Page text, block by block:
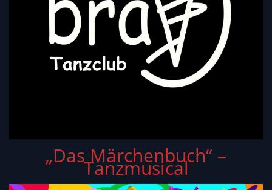
„Das Märchenbuch“ –
Tanzmusical